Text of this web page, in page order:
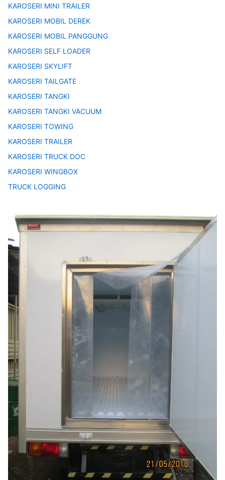
KAROSERI MINI TRAILER
KAROSERI MOBIL DEREK
KAROSERI MOBIL PANGGUNG
KAROSERI SELF LOADER
KAROSERI SKYLIFT
KAROSERI TAILGATE
KAROSERI TANGKI
KAROSERI TANGKI VACUUM
KAROSERI TOWING
KAROSERI TRAILER
KAROSERI TRUCK DOC
KAROSERI WINGBOX
TRUCK LOGGING